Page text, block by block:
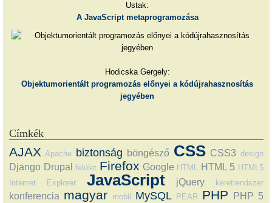
Ustak:
A JavaScript metaprogramozása
Hodicska Gergely:
Objektumorientált programozás előnyei a kódújrahasznosítás
jegyében
Címkék
AJAX Apache biztonság böngésző CSS CSS3 design
Django Drupal felület Firefox Google HTML HTML 5 HTML5
Internet Explorer
JavaScript jQuery keretrendszer
konferencia magyar mobil MySQL PEAR PHP PHP 5